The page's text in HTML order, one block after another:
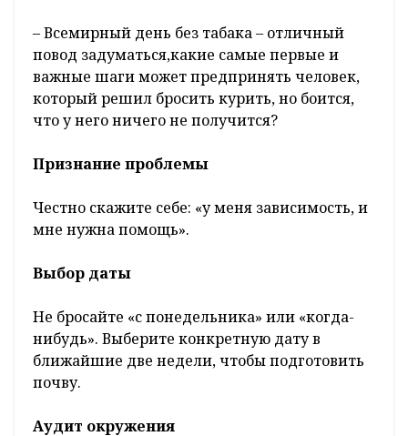
– Всемирный день без табака – отличный
повод задуматься,какие самые первые и
важные шаги может предпринять человек,
который решил бросить курить, но боится,
что у него ничего не получится?
Признание проблемы
Честно скажите себе: «у меня зависимость, и
мне нужна помощь».
Выбор даты
Не бросайте «с понедельника» или «когда-
нибудь». Выберите конкретную дату в
ближайшие две недели, чтобы подготовить
почву.
Аудит окружения